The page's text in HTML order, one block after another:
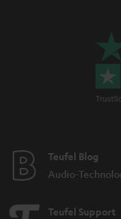
Teufel Blog
Audio-
Teufel Support